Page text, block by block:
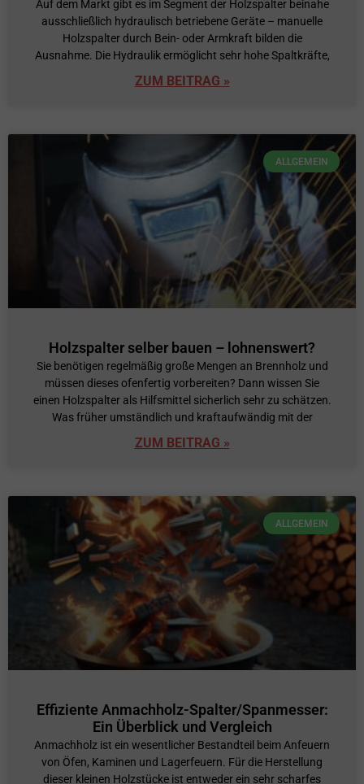
Auf dem Markt gibt es im Segment der Holzspalter beinahe
ausschließlich hydraulisch betriebene Geräte – manuelle
Holzspalter durch Bein- oder Armkraft bilden die
Ausnahme. Die Hydraulik ermöglicht sehr hohe Spaltkräfte,
ZUM BEITRAG »
ALLGEMEIN
Holzspalter selber bauen – lohnenswert?
Sie benötigen regelmäßig große Mengen an Brennholz und
müssen dieses ofenfertig vorbereiten? Dann wissen Sie
einen Holzspalter als Hilfsmittel sicherlich sehr zu schätzen.
Was früher umständlich und kraftaufwändig mit der
ZUM BEITRAG »
ALLGEMEIN
Effiziente Anmachholz-Spalter/Spanmesser:
Ein Überblick und Vergleich
Anmachholz ist ein wesentlicher Bestandteil beim Anfeuern
von Öfen, Kaminen und Lagerfeuern. Für die Herstellung
dieser kleinen Holzstücke ist entweder ein sehr scharfes